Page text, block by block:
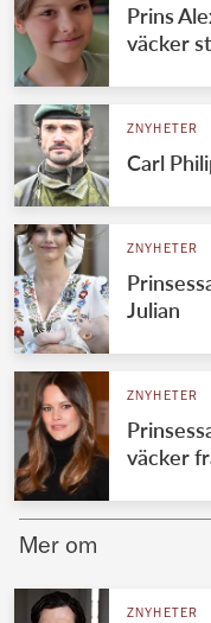
Prins
väcker
ZNYHETER
Carl
ZNYHETER
Julian
ZNYHETER
väcker
Mer om
ZNYHETER